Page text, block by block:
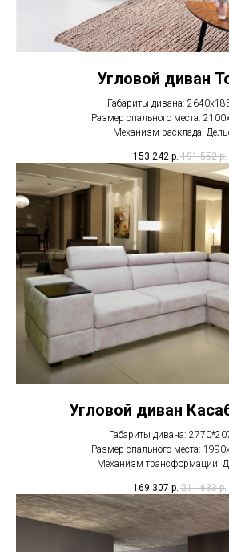
Угловой диван
Габариты дивана:
Размер спального места:
Механизм расклада:
153 242 р. 191 552 р.
Угловой диван
Габариты дивана:
Размер спального места:
Механизм трансформации:
169 307 р. 211 633 р.